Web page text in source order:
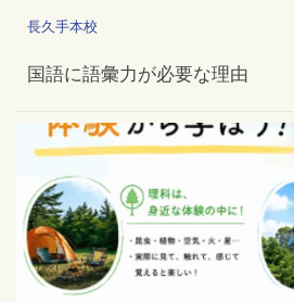
長久手本校
国語に語彙力が必要な理由